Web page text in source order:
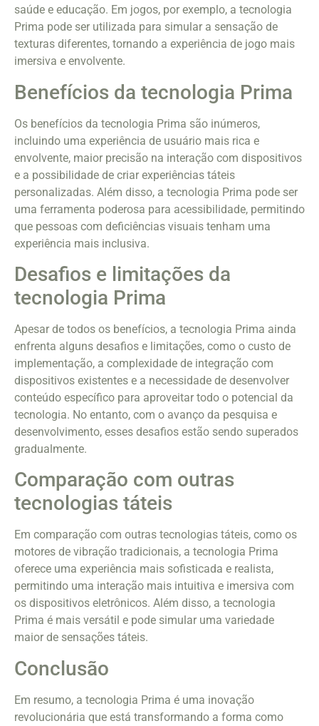
saúde e educação. Em jogos, por exemplo, a tecnologia
Prima pode ser utilizada para simular a sensação de
texturas diferentes, tornando a experiência de jogo mais
imersiva e envolvente.
Benefícios da tecnologia Prima
Os benefícios da tecnologia Prima são inúmeros,
incluindo uma experiência de usuário mais rica e
envolvente, maior precisão na interação com dispositivos
e a possibilidade de criar experiências táteis
personalizadas. Além disso, a tecnologia Prima pode ser
uma ferramenta poderosa para acessibilidade, permitindo
que pessoas com deficiências visuais tenham uma
experiência mais inclusiva.
Desafios e limitações da
tecnologia Prima
Apesar de todos os benefícios, a tecnologia Prima ainda
enfrenta alguns desafios e limitações, como o custo de
implementação, a complexidade de integração com
dispositivos existentes e a necessidade de desenvolver
conteúdo específico para aproveitar todo o potencial da
tecnologia. No entanto, com o avanço da pesquisa e
desenvolvimento, esses desafios estão sendo superados
gradualmente.
Comparação com outras
tecnologias táteis
Em comparação com outras tecnologias táteis, como os
motores de vibração tradicionais, a tecnologia Prima
oferece uma experiência mais sofisticada e realista,
permitindo uma interação mais intuitiva e imersiva com
os dispositivos eletrônicos. Além disso, a tecnologia
Prima é mais versátil e pode simular uma variedade
maior de sensações táteis.
Conclusão
Em resumo, a tecnologia Prima é uma inovação
revolucionária que está transformando a forma como